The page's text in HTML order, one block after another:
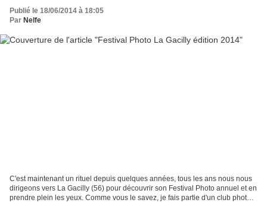
Publié le 18/06/2014 à 18:05
Par Nelfe
C'est maintenant un rituel depuis quelques années, tous les ans nous nous
dirigeons vers La Gacilly (56) pour découvrir son Festival Photo annuel et en
prendre plein les yeux. Comme vous le savez, je fais partie d'un club photo